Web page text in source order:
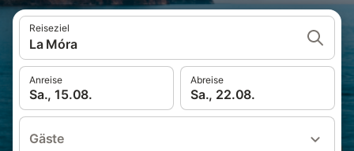
Reiseziel
La Móra
Anreise
Sa., 15.08.
Abreise
Sa., 22.08.
Gäste